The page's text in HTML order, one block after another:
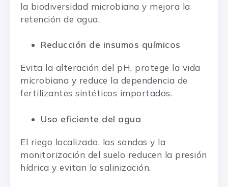
la biodiversidad microbiana y mejora la
retención de agua.
Reducción de insumos químicos
Evita la alteración del pH, protege la vida
microbiana y reduce la dependencia de
fertilizantes sintéticos importados.
Uso eficiente del agua
El riego localizado, las sondas y la
monitorización del suelo reducen la presión
hídrica y evitan la salinización.